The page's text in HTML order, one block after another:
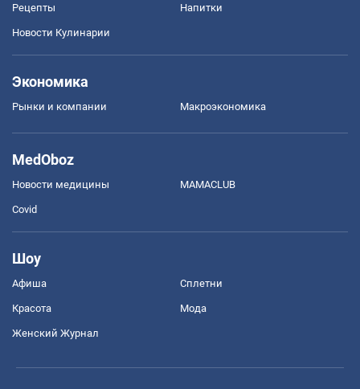
Рецепты Напитки
Новости Кулинарии
Экономика
Рынки и компании Mакроэкономика
MedOboz
Новости медицины MAMACLUB
Covid
Шоу
Афиша Сплетни
Красота Мода
Женский Журнал